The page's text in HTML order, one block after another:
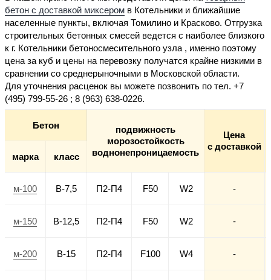
бетон с доставкой миксером в Котельники и ближайшие
населенные пункты, включая Томилино и Красково. Отгрузка
строительных бетонных смесей ведется с наиболее близкого
к г. Котельники бетоносмесительного узла , именно поэтому
цена за куб и цены на перевозку получатся крайне низкими в
сравнении со среднерыночными в Московской области.
Для уточнения расценок вы можете позвонить по тел. +7
(495) 799-55-26 ; 8 (963) 638-0226.
Бетон
подвижность
морозостойкость
воднонепроницаемость
Цена
с доставкой
марка
класс
м-100 В-7,5 П2-П4 F50 W2 -
м-150 В-12,5 П2-П4 F50 W2 -
м-200 В-15 П2-П4 F100 W4 -